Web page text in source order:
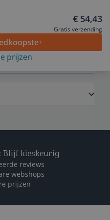
€ 54,43
Gratis verzending
prijzen
Blijf kieskeurig
reviews
webshops
prijzen